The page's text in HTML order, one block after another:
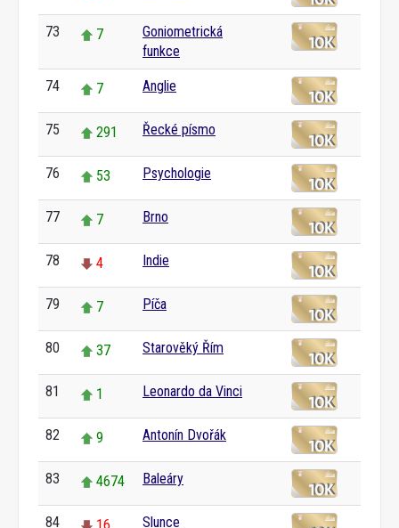
73 7
Goniometrická
funkce
74 7 Anglie
75 291 Řecké písmo
76 53 Psychologie
77 7 Brno
78 4 Indie
79 7 Píča
80 37 Starověký Řím
81 1 Leonardo da Vinci
82 9 Antonín Dvořák
83 4674 Baleáry
84 Slunce